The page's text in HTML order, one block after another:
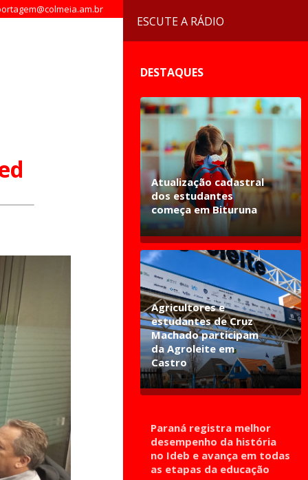
ESCUTE A RÁDIO
DESTAQUES
Atualização cadastral
dos estudantes
começa em Bituruna
Agricultores e
estudantes de Cruz
Machado participam
da Agroleite em
Castro
Paraná registra melhor
desempenho da história
no Ideb e avança em todas
as etapas da educação